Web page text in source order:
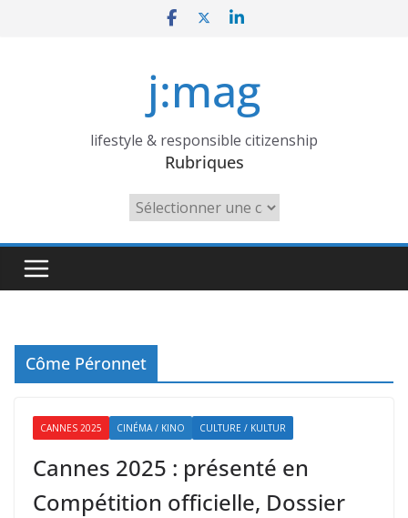
j:mag
lifestyle & responsible citizenship
Rubriques
Rubriques
Côme Péronnet
CANNES 2025 CINÉMA / KINO CULTURE / KULTUR
Cannes 2025 : présenté en
Compétition officielle, Dossier